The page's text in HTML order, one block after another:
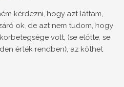
kérdezni, hogy azt láttam,
ok, de azt nem tudom, hogy
volt, (se előtte, se
érték rendben), az köthet